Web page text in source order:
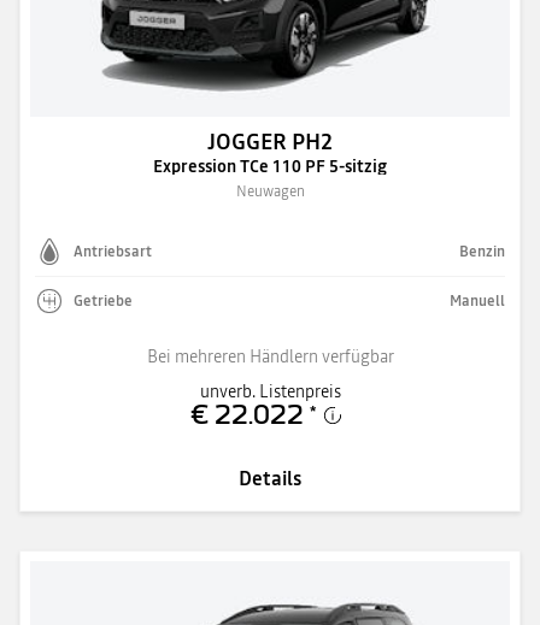
JOGGER PH2
Expression TCe 110 PF 5-sitzig
Neuwagen
Antriebsart Benzin
Getriebe Manuell
Bei mehreren Händlern verfügbar
unverb. Listenpreis
€ 22.022 *
Details